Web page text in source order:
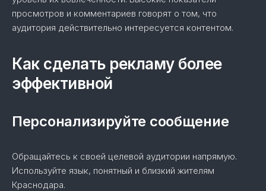
просмотров и комментариев говорят о том, что
аудитория действительно интересуется контентом.
Как сделать рекламу более
эффективной
Персонализируйте сообщение
Обращайтесь к своей целевой аудитории напрямую.
Используйте язык, понятный и близкий жителям
Краснодара.